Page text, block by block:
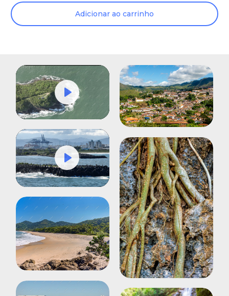
Adicionar ao carrinho
Mute Settings
Play
Mute Settings
Play